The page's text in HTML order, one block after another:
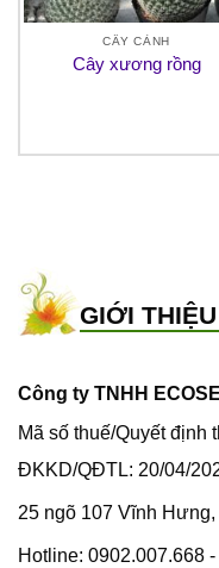
CÂY CẢNH
Cây xương rồng
GIỚI THIỆU
Công ty TNHH
Mã số thuế/Quyết
ĐKKD/QĐTL: 20/04/
25 ngõ 107 Vĩnh
Hotline: 0902.007.668